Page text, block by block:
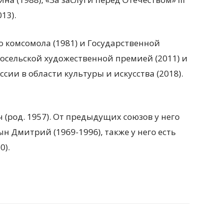
(1981) и Государственной
художественной премией (2011) и
в области культуры и искусства (2018).
1957). От предыдущих союзов у него
Дмитрий (1969-1996), также у него есть